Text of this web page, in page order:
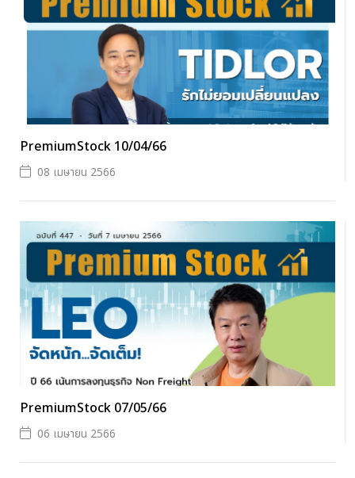
PremiumStock 10/04/66
08 เมษายน 2566
PremiumStock 07/05/66
06 เมษายน 2566